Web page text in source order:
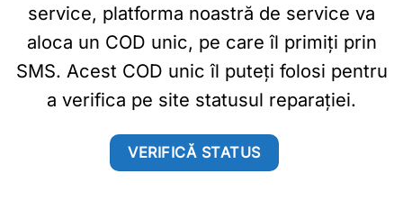
service, platforma noastră de service va
aloca un COD unic, pe care îl primiți prin
SMS. Acest COD unic îl puteți folosi pentru
a verifica pe site statusul reparației.
VERIFICĂ STATUS